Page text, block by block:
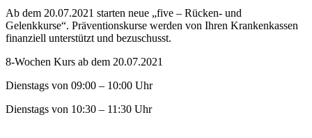
Ab dem 20.07.2021 starten neue „five – Rücken- und
Gelenkkurse“. Präventionskurse werden von Ihren Krankenkassen
finanziell unterstützt und bezuschusst.
8-Wochen Kurs ab dem 20.07.2021
Dienstags von 09:00 – 10:00 Uhr
Dienstags von 10:30 – 11:30 Uhr